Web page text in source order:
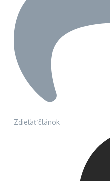
Zdieľať článok